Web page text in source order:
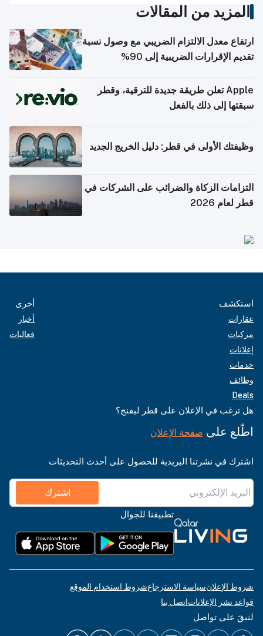
المزيد من المقالات
ارتفاع معدل الالتزام الضريبي مع وصول نسبة
تقديم الإقرارات الضريبية إلى 90%
Apple تعلن طريقة جديدة للترقية، وقطر
سبقتها إلى ذلك بالفعل
وظيفتك الأولى في قطر: دليل الخريج الجديد
التزامات الزكاة والضرائب على الشركات في
قطر لعام 2026
استكشف
عقارات
مركبات
إعلانات
خدمات
وظائف
Deals
أخرى
أخبار
فعاليات
هل ترغب في الإعلان على قطر ليفنج؟
اطّلع على صفحة الإعلان
اشترك في نشرتنا البريدية للحصول على أحدث التحديثات
اشترك
تطبيقنا للجوال
شروط الإعلانسياسة الاسترجاعشروط استخدام الموقع
قواعد نشر الإعلاناتاتصل بنا
لنبقَ على تواصل